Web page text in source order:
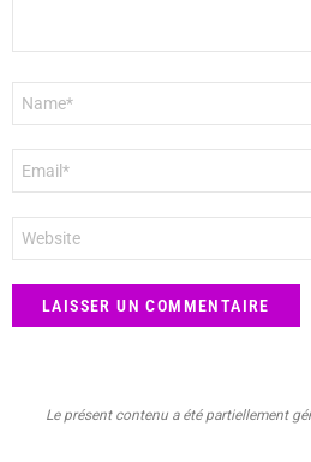
mail
*
web
Le présent contenu a été partiellement